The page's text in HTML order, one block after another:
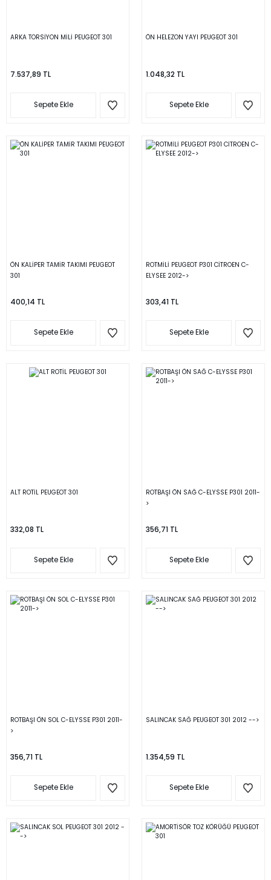
ARKA TORSİYON MİLİ PEUGEOT 301
7.537,89 TL
Sepete Ekle
ÖN HELEZON YAYI PEUGEOT 301
1.048,32 TL
Sepete Ekle
ÖN KALİPER TAMİR TAKIMI PEUGEOT
301
400,14 TL
Sepete Ekle
ROTMİLİ PEUGEOT P301 CİTROEN C-
ELYSEE 2012->
303,41 TL
Sepete Ekle
ALT ROTİL PEUGEOT 301
332,08 TL
Sepete Ekle
ROTBAŞI ÖN SAĞ C-ELYSSE P301 2011-
>
356,71 TL
Sepete Ekle
ROTBAŞI ÖN SOL C-ELYSSE P301 2011-
>
356,71 TL
Sepete Ekle
SALINCAK SAĞ PEUGEOT 301 2012 -->
1.354,59 TL
Sepete Ekle